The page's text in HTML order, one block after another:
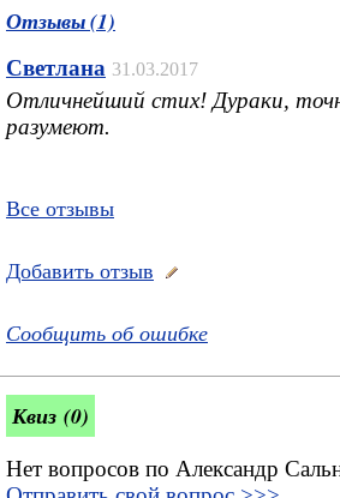
Отзывы (1)
Светлана 31.03.2017
Отличнейший стих! Дураки,
разумеют.
Все отзывы
Добавить отзыв
Сообщить об ошибке
Квиз (0)
Нет вопросов по Александр